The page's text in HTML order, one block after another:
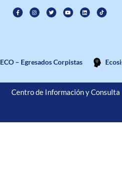
ECO – Egresados Corpistas
Centro de Información y Consulta